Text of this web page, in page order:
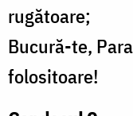
rugătoare;
Bucură-te,
folositoare!